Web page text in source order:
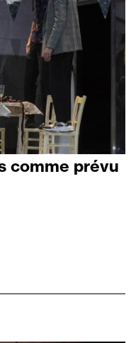
comme prévu